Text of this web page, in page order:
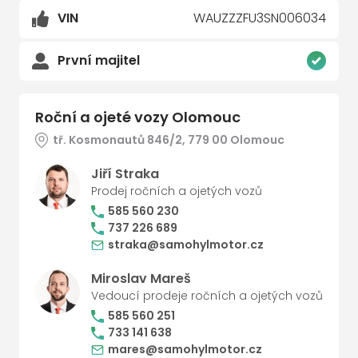
VIN WAUZZZFU3SN006034
První majitel
Roční a ojeté vozy Olomouc
tř. Kosmonautů 846/2, 779 00 Olomouc
Jiří Straka
Prodej ročních a ojetých vozů
585 560 230
737 226 689
straka@samohylmotor.cz
Miroslav Mareš
Vedoucí prodeje ročních a ojetých vozů
585 560 251
733 141 638
mares@samohylmotor.cz